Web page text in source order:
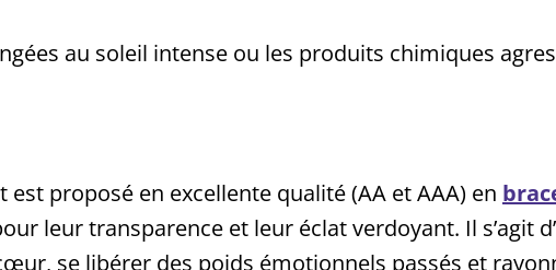
au soleil intense ou les produits chimiques
est proposé en excellente qualité (AA et AAA) en
leur transparence et leur éclat verdoyant. Il s’agit
se libérer des poids émotionnels passés et